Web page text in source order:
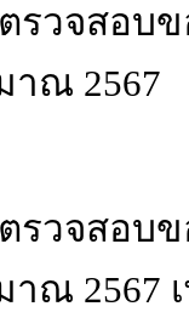
รวจสอบ
าณ 2567
รวจสอบ
าณ 2567